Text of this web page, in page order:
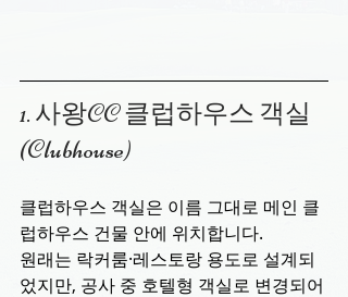
1. 사왕CC 클럽하우스 객실
(Clubhouse)
클럽하우스 객실은 이름 그대로 메인 클
럽하우스 건물 안에 위치합니다.
원래는 락커룸·레스토랑 용도로 설계되
었지만, 공사 중 호텔형 객실로 변경되어